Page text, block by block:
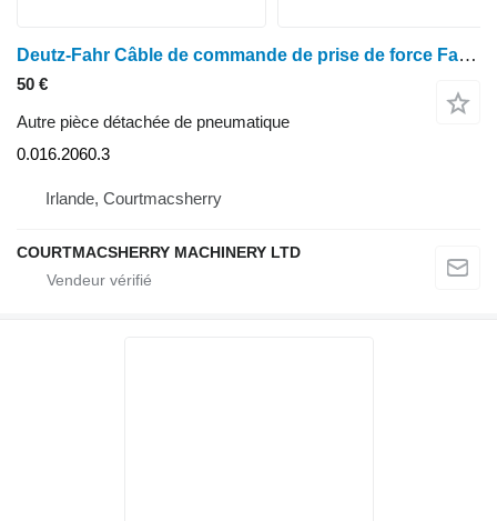
Deutz-Fahr Câble de commande de prise de force Fahr Agrotron M620, L, Mk3, 0,016.2060.3 0.016.2060.3
50 €
Autre pièce détachée de pneumatique
0.016.2060.3
Irlande, Courtmacsherry
COURTMACSHERRY MACHINERY LTD